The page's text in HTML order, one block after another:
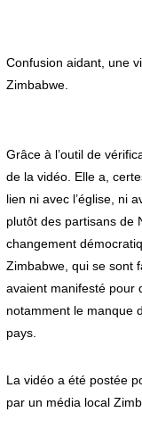
Confusion aidant, une
Zimbabwe.
Grâce à l’outil de
de la vidéo. Elle a,
lien ni avec l’église, ni
plutôt des partisans de
changement
Zimbabwe, qui se sont
avaient manifesté pour
notamment le manque
pays.
La vidéo a été postée
par un média local